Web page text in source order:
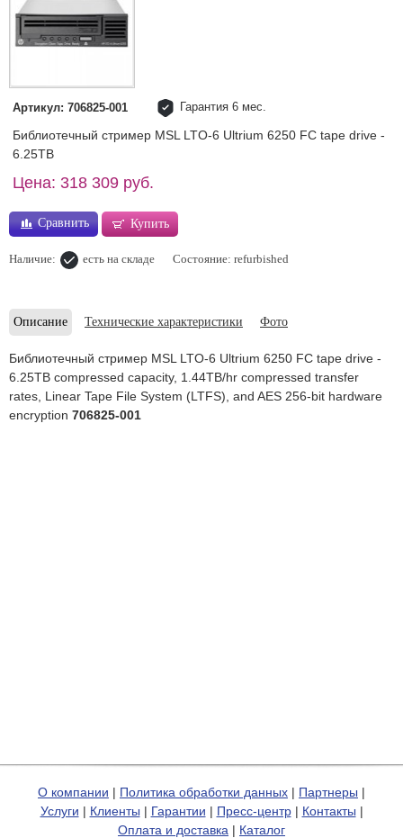
Артикул: 706825-001 Гарантия 6 мес.
Библиотечный стример MSL LTO-6 Ultrium 6250 FC tape drive -
6.25TB
Цена: 318 309 руб.
Сравнить Купить
Наличие: есть на складе Состояние: refurbished
Описание Технические характеристики Фото
Библиотечный стример MSL LTO-6 Ultrium 6250 FC tape drive -
6.25TB compressed capacity, 1.44TB/hr compressed transfer
rates, Linear Tape File System (LTFS), and AES 256-bit hardware
encryption 706825-001
О компании | Политика обработки данных | Партнеры |
Услуги | Клиенты | Гарантии | Пресс-центр| Контакты |
Оплата и доставка | Каталог